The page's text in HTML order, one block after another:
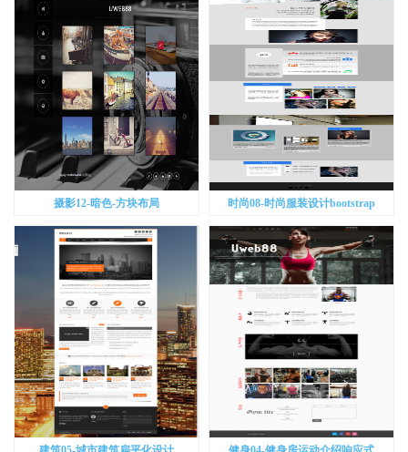
摄影12-暗色-方块布局 时尚08-时尚服装设计bootstrap